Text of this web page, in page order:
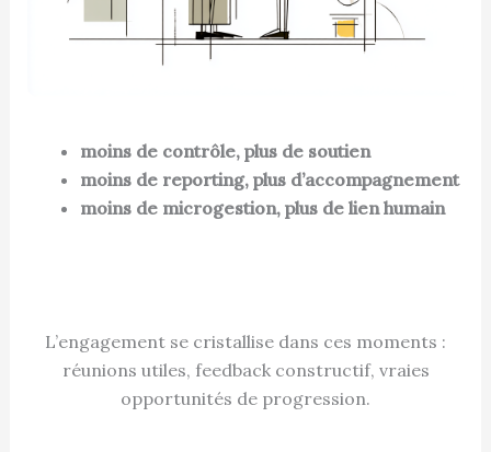
moins de contrôle, plus de soutien
moins de reporting, plus d’accompagnement
moins de microgestion, plus de lien humain
L’engagement se cristallise dans ces moments :
réunions utiles, feedback constructif, vraies
opportunités de progression.